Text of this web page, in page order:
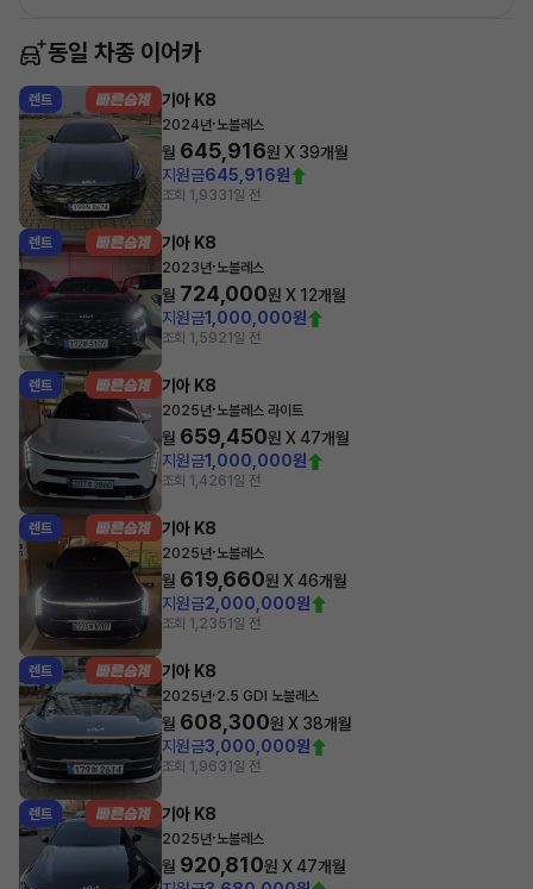
동일 차종 이어카
렌트 기아 K8
2024년·노블레스
월 645,916원 X 39개월
지원금645,916원
조회 1,9331일 전
렌트 기아 K8
2023년·노블레스
월 724,000원 X 12개월
지원금1,000,000원
조회 1,5921일 전
렌트 기아 K8
2025년·노블레스 라이트
월 659,450원 X47개월
지원금1,000,000원
조회 1,4261일 전
렌트 기아 K8
2025년·노블레스
월 619,660원 X46개월
지원금2,000,000원
조회 1,2351일 전
렌트 기아 K8
2025년·2.5 GDI 노블레스
월 608,300원 X 38개월
지원금3,000,000원
조회 1,9631일 전
렌트 기아 K8
2025년·노블레스
월 920,810원 X47개월